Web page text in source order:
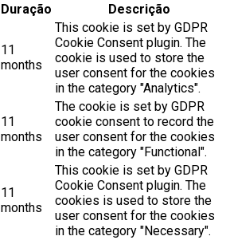
Duração Descrição
11
months
This cookie is set by GDPR
Cookie Consent plugin. The
cookie is used to store the
user consent for the cookies
in the category "Analytics".
11
months
The cookie is set by GDPR
cookie consent to record the
user consent for the cookies
in the category "Functional".
11
months
This cookie is set by GDPR
Cookie Consent plugin. The
cookies is used to store the
user consent for the cookies
in the category "Necessary".